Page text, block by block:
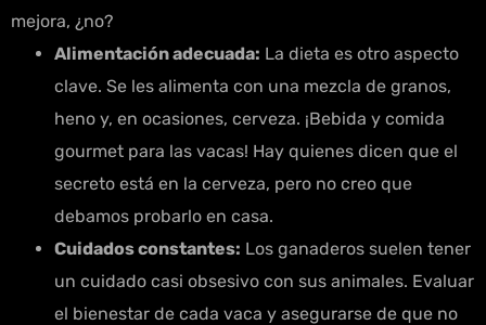
mejora, ¿no?
Alimentación adecuada: La dieta es otro aspecto
clave. Se les alimenta con una mezcla de granos,
heno y, en ocasiones, cerveza. ¡Bebida y comida
gourmet para las vacas! Hay quienes dicen que el
secreto está en la cerveza, pero no creo que
debamos probarlo en casa.
Cuidados constantes: Los ganaderos suelen tener
un cuidado casi obsesivo con sus animales. Evaluar
el bienestar de cada vaca y asegurarse de que no